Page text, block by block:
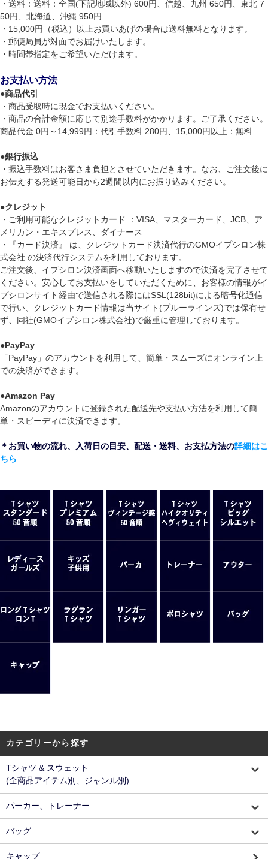
・送料：送料：全国(下記地域以外) 600円、信越、九州 650円、東北 7
50円、北海道、沖縄 950円
・15,000円（税込）以上お買いあげの場合は送料無料となります。
・郵便局員が対面でお届けいたします。
・時間帯指定をご希望いただけます。
お支払い方法
●商品代引
・商品受取時に現金でお支払いください。
・商品の合計金額に応じて別途手数料がかかります。ご了承ください。
商品代金 0円～14,999円：代引手数料 280円、15,000円以上：無料
●銀行振込
・振込手数料はお客さま負担とさせていただきます。なお、ご注文後に
お伝えする発送可能日から2週間以内にお振り込みください。
●クレジット
・ご利用可能なクレジットカード ：VISA、マスターカード、JCB、ア
メリカン・エキスプレス、ダイナース
・『カード決済』 は、クレジットカード決済代行のGMOイプシロン株
式会社 の決済代行システムを利用しております。
ご注文後、イプシロン決済画面へ移動いたしますので決済を完了させて
ください。安心してお支払いをしていただくために、お客様の情報がイ
プシロンサイト経由で送信される際にはSSL(128bit)による暗号化通信
で行い、クレジットカード情報は当サイト(ブルーラインズ)では保有せ
ず、同社(GMOイプシロン株式会社)で厳重に管理しております。
●PayPay
「PayPay」のアカウントを利用して、簡単・スムーズにオンライン上
での決済ができます。
●Amazon Pay
Amazonのアカウントに登録された配送先や支払い方法を利用して簡
単・スピーディに決済できます。
＊お買い物の流れ、入荷日の目安、配送・送料、お支払方法の詳細はこ
ちら
カテゴリーから探す
Tシャツ & スウェット
(全商品アイテム別、ジャンル別)
パーカー、トレーナー
バッグ
キャップ